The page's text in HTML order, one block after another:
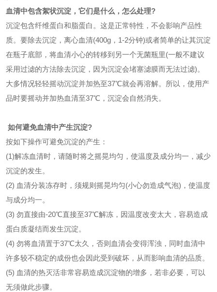
血清中包含絮状沉淀，它们是什么，怎么处理?
沉淀包含纤维蛋白和脂蛋白。这是正常特性，不会影响产品性
质。要除去沉淀，离心血清(400g，1-2分钟)或者简单的让其沉淀
在瓶子底部，将血清小心的转移到另一个无菌瓶里(一般不建议
采用过滤的方法除去沉淀，因为沉淀会堵塞滤膜而无法过滤)。
大多情况轻轻摇动沉淀并加热至37℃就会再溶解。所以，使用产
品时要摇动并加热血清至37℃，沉淀会自然消失。
如何避免血清中产生沉淀?
按如下操作可避免沉淀的产生：
(1)解冻血清时，请随时将之摇晃均匀，使温度及成分均一，减少
沉淀的发生。
(2) 血清分装冻存时，须规则摇晃均匀(小心勿造成气泡)，使温度
与成分均一。
(3) 勿直接由-20℃直接至37℃解冻，因温度改变太大，容易造成
蛋白质凝结而发生沉淀。
(4) 勿将血清置于37℃太久，否则血清会变得浑浊，同时血清中
许多较不稳定的成份也会因此受到破坏，从而影响血清的品质。
(5) 血清的热灭活非常容易造成沉淀物的增多，若非必要，可以
无须做此步骤。